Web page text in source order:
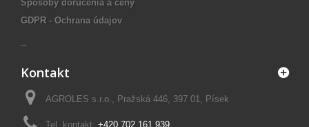
Spôsoby doručenia a ceny
GDPR - Ochrana údajov
--
Kontakt
AGROLES s.r.o., Pražská 446, 397 01, Písek
Tel. kontakt: +420 702 161 939